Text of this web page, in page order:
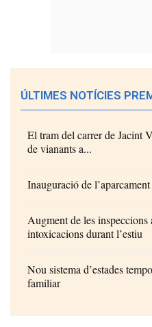
ÚLTIMES NOTÍCIES
El tram del carrer de Jacint
de vianants a...
Inauguració de
Augment de les
intoxicacions durant l’estiu
Nou sistema d’estades
familiar